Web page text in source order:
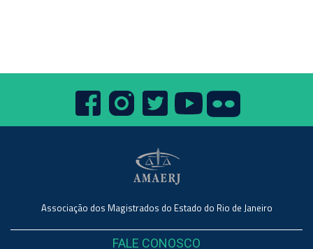
Associação dos Magistrados do Estado do Rio de Janeiro
FALE CONOSCO